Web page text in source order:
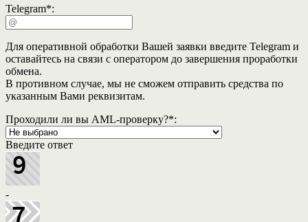
Telegram*:
Для оперативной обработки Вашей заявки введите Telegram и
оставайтесь на связи с оператором до завершения проработки
обмена.
В противном случае, мы не сможем отправить средства по
указанным Вами реквизитам.
Проходили ли вы AML-проверку?*:
Введите ответ
-